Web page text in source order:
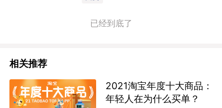
已经到底了
相关推荐
2021淘宝年度十大商品：
年轻人在为什么买单？